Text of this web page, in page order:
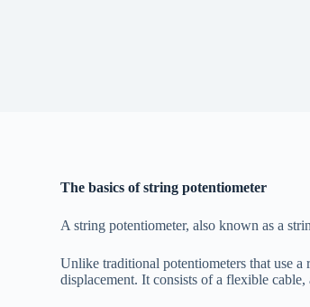
The basics of string potentiometer
A string potentiometer, also known as a
Unlike traditional potentiometers that use a
displacement. It consists of a flexible